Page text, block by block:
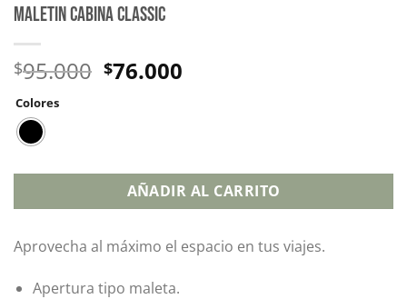
MALETIN CABINA CLASSIC
$95.000 $76.000
Colores
AÑADIR AL CARRITO
Aprovecha al máximo el espacio en tus viajes.
Apertura tipo maleta.